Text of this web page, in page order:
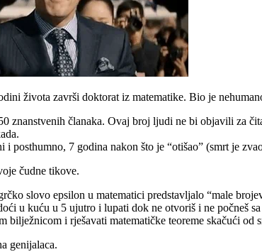
života završi doktorat iz matematike. Bio je
znanstvenih članaka. Ovaj broj ljudi ne bi objavili za
posthumno, 7 godina nakon što je “otišao” (smrt je
čudne tikove.
slovo epsilon u matematici predstavljalo “male
u kuću u 5 ujutro i lupati dok ne otvoriš i ne počneš
bilježnicom i rješavati matematičke teoreme skačući od
genijalaca.